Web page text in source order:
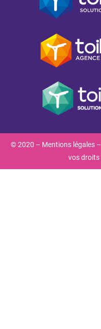
© 2020 – Mentions légales –
vos droits